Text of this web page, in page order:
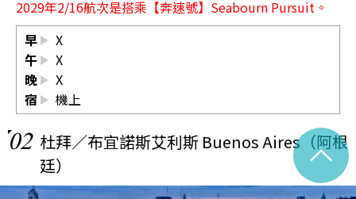
2029年2/16航次是搭乘【奔速號】Seabourn Pursuit。
早
X
午
X
晚
X
宿
機上
02 杜拜／布宜諾斯艾利斯 Buenos Aires（阿根
廷）
^